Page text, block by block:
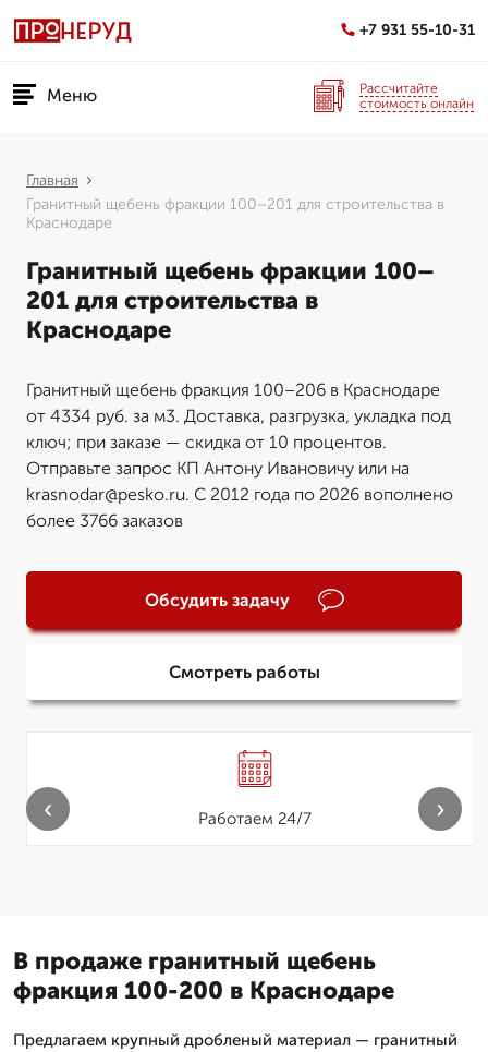
+7 931 55-10-31
Меню
Рассчитайте
стоимость онлайн
Главная
Гранитный щебень фракции 100–201 для строительства в
Краснодаре
Гранитный щебень фракции 100–
201 для строительства в
Краснодаре
Гранитный щебень фракция 100–206 в Краснодаре
от 4334 руб. за м3. Доставка, разгрузка, укладка под
ключ; при заказе — скидка от 10 процентов.
Отправьте запрос КП Антону Ивановичу или на
krasnodar@pesko.ru. С 2012 года по 2026 вополнено
более 3766 заказов
Обсудить задачу
Смотреть работы
Работаем 24/7
‹ ›
В продаже гранитный щебень
фракция 100-200 в Краснодаре
Предлагаем крупный дробленый материал — гранитный